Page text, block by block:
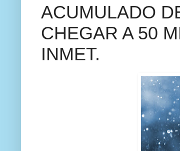
ACUMULADO
CHEGAR A 50
INMET.